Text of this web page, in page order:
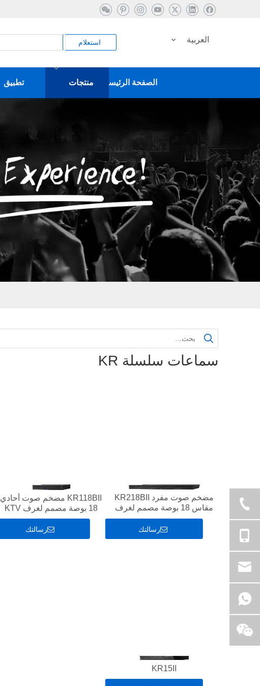
استعلام العربية
الصفحة الرئيسية منتجات تطبيق
سماعات سلسلة KR
مضخم صوت مفرد KR218BII
مقاس 18 بوصة مصمم لغرف
KTV
رسالتك
KR118BII مضخم صوت أحادي
18 بوصة مصمم لغرف KTV
رسالتك
KR15II